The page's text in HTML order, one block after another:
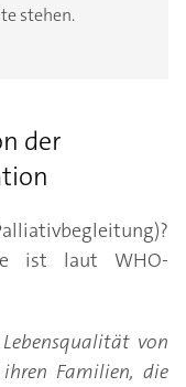
stehen.
der
ist laut WHO-
von
Familien, die